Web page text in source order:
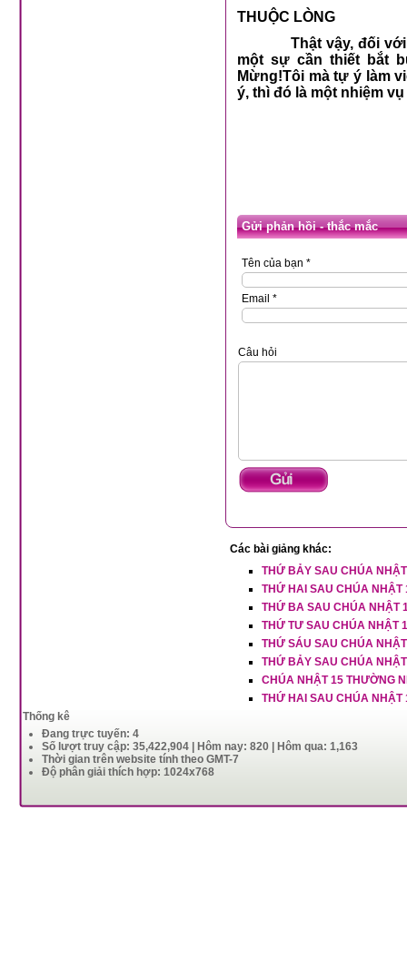
THUỘC LÒNG
Thật vậy, đối
một sự cần thiết bắt
Mừng!Tôi mà tự ý làm
ý, thì đó là một nhiệm
Gửi phản hồi - thắc mắc
Tên của bạn *
Email *
Câu hỏi
Các bài giảng khác:
THỨ BẢY SAU CHÚA
THỨ HAI SAU CHÚA NHẬT
THỨ BA SAU CHÚA NHẬT
THỨ TƯ SAU CHÚA NHẬT
THỨ SÁU SAU CHÚA
THỨ BẢY SAU CHÚA
CHÚA NHẬT 15 THƯỜNG
THỨ HAI SAU CHÚA NHẬT
Thống kê
Đang trực tuyến: 4
Số lượt truy cập: 35,422,904 | Hôm nay: 820 | Hôm qua: 1,163
Thời gian trên website tính theo GMT-7
Độ phân giải thích hợp: 1024x768